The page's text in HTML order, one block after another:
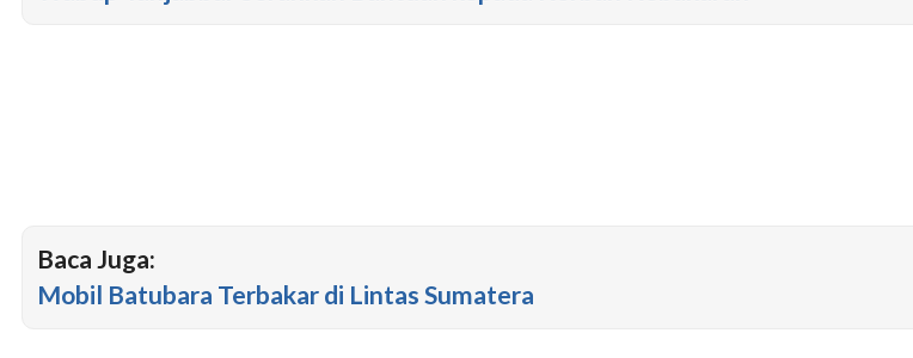
Baca Juga:
Mobil Batubara Terbakar di Lintas Sumatera